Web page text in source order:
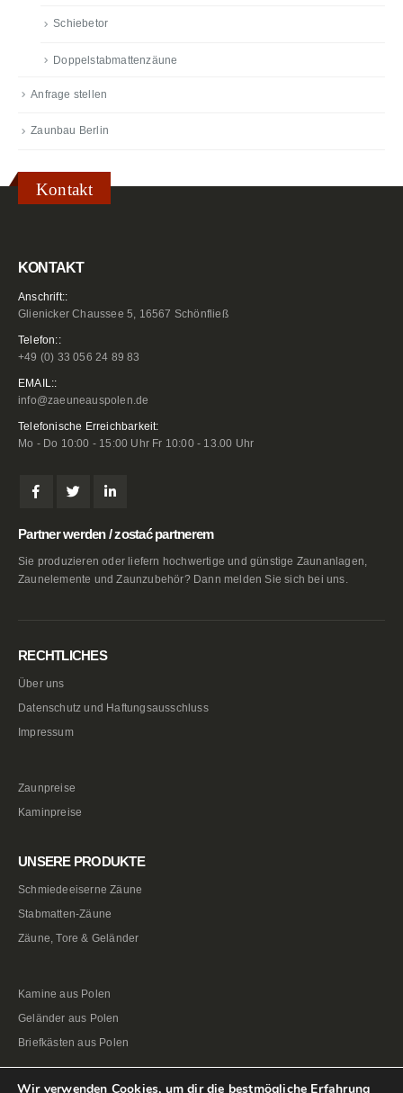
Schiebetor
Doppelstabmattenzäune
Anfrage stellen
Zaunbau Berlin
Kontakt
KONTAKT
Anschrift::
Glienicker Chaussee 5, 16567 Schönfließ
Telefon::
+49 (0) 33 056 24 89 83
EMAIL::
info@zaeuneauspolen.de
Telefonische Erreichbarkeit:
Mo - Do 10:00 - 15:00 Uhr Fr 10:00 - 13.00 Uhr
Partner werden / zostać partnerem
Sie produzieren oder liefern hochwertige und günstige Zaunanlagen,
Zaunelemente und Zaunzubehör? Dann melden Sie sich bei uns.
RECHTLICHES
Über uns
Datenschutz und Haftungsausschluss
Impressum
Zaunpreise
Kaminpreise
UNSERE PRODUKTE
Schmiedeeiserne Zäune
Stabmatten-Zäune
Zäune, Tore & Geländer
Kamine aus Polen
Geländer aus Polen
Briefkästen aus Polen
Wir verwenden Cookies, um dir die bestmögliche Erfahrung